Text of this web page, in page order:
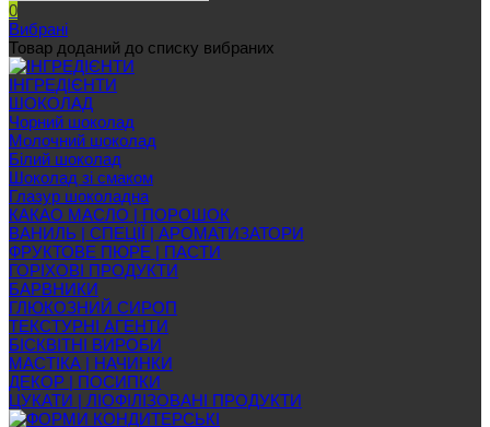
0
Вибрані
Товар доданий до списку вибраних
ІНГРЕДІЄНТИ
ШОКОЛАД
Чорний шоколад
Молочний шоколад
Білий шоколад
Шоколад зі смаком
Глазур шоколадна
КАКАО МАСЛО | ПОРОШОК
ВАНИЛЬ | СПЕЦІЇ | АРОМАТИЗАТОРИ
ФРУКТОВЕ ПЮРЕ | ПАСТИ
ГОРІХОВІ ПРОДУКТИ
БАРВНИКИ
ГЛЮКОЗНИЙ СИРОП
ТЕКСТУРНІ АГЕНТИ
БІСКВІТНІ ВИРОБИ
МАСТІКА | НАЧИНКИ
ДЕКОР | ПОСИПКИ
ЦУКАТИ | ЛІОФІЛІЗОВАНІ ПРОДУКТИ